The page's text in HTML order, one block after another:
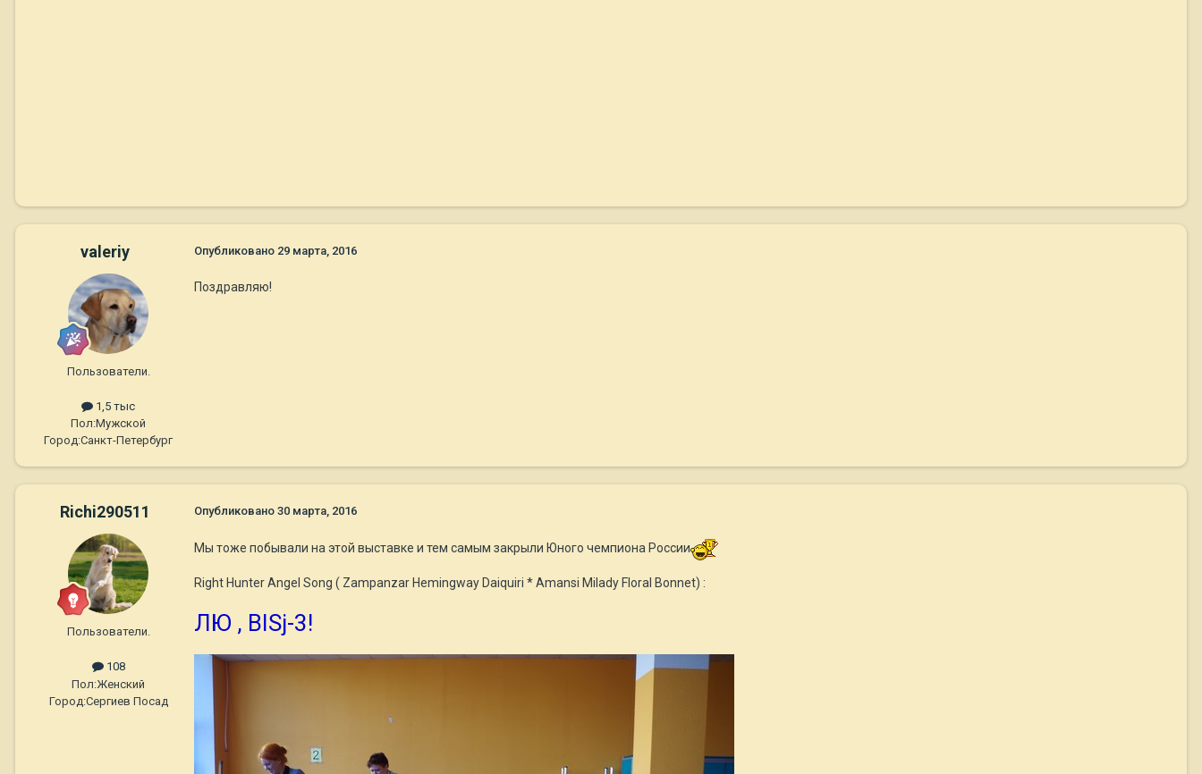
valeriy
Пользователи.
1,5 тыс
Пол:Мужской
Город:Санкт-Петербург
Опубликовано 29 марта, 2016
Поздравляю!
Richi290511
Пользователи.
108
Пол:Женский
Город:Сергиев Посад
Опубликовано 30 марта, 2016
Мы тоже побывали на этой выставке и тем самым закрыли Юного чемпиона России
Right Hunter Angel Song ( Zampanzar Hemingway Daiquiri * Amansi Milady Floral Bonnet) :
ЛЮ , BISj-3!